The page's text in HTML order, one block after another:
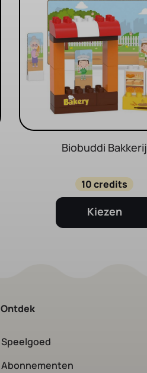
Biobuddi Bakkerij
10 credits
Kiezen
Ontdek
Speelgoed
Abonnementen